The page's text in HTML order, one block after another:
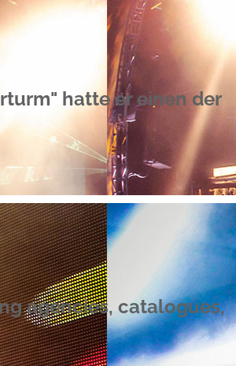
hatte er einen der
agencies, catalogues,